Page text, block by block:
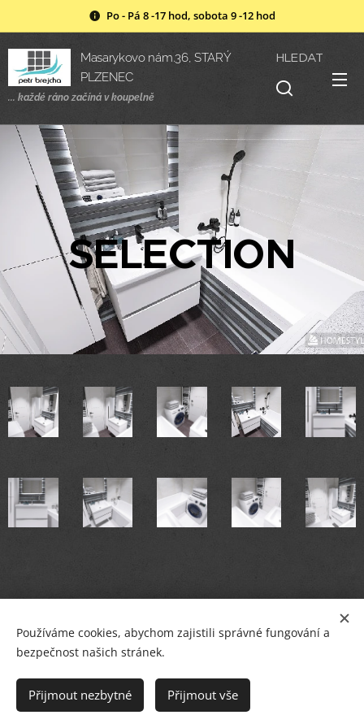
Po - Pá 8 -17 hod, sobota 9 -12 hod
Masarykovo nám.36, STARÝ
PLZENEC
... každé ráno začíná v koupelně
HLEDAT
SELECTION
© PETR BREJCHA
OBKLADY, DLAŽBY, KOUPELNY, Masarykovo nám.36, Starý Plzenec
Cookies
Používáme cookies, abychom zajistili správné fungování a
bezpečnost našich stránek.
Přijmout nezbytné Přijmout vše